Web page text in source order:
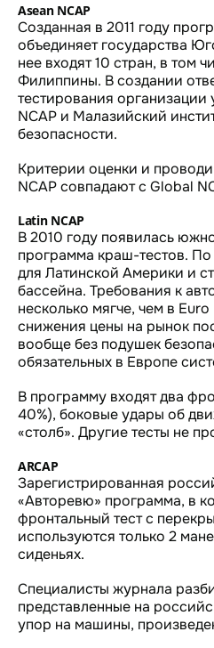
Asean NCAP
Созданная в 2011 году
объединяет государства
нее входят 10 стран, в том
Филиппины. В создании
тестирования организации
NCAP и Малазийский
безопасности.
Критерии оценки и
NCAP совпадают с Global
Latin NCAP
В 2010 году появилась
программа краш-тестов.
для Латинской Америки и
бассейна. Требования к
несколько мягче, чем в
снижения цены на рынок
вообще без подушек
обязательных в Европе
В программу входят два
40%), боковые удары об
«столб». Другие тесты не
ARCAP
Зарегистрированная
«Авторевю» программа, в
фронтальный тест с
используются только 2
сиденьях.
Специалисты журнала
представленные на
упор на машины,